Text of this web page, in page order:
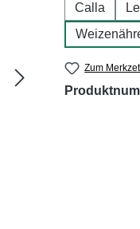
Calla
Zum